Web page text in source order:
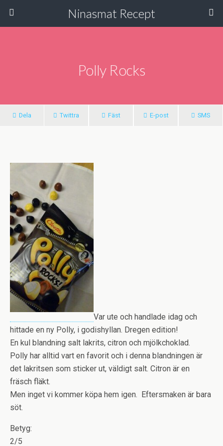
Ninasmat Recept
Polly Rocks
Dela Twittra Fäst E-post SMS
Var ute och handlade idag och
hittade en ny Polly, i godishyllan. Dregen edition!
En kul blandning salt lakrits, citron och mjölkchoklad.
Polly har alltid vart en favorit och i denna blandningen är
det lakritsen som sticker ut, väldigt salt. Citron är en
fräsch fläkt.
Men inget vi kommer köpa hem igen. Eftersmaken är bara
söt.
Betyg:
2/5